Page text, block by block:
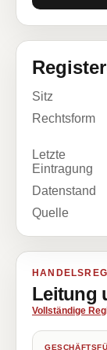
Sitz
Rechtsform
Letzte
Eintragung
Datenstand
Quelle
Leitung
Vollständige